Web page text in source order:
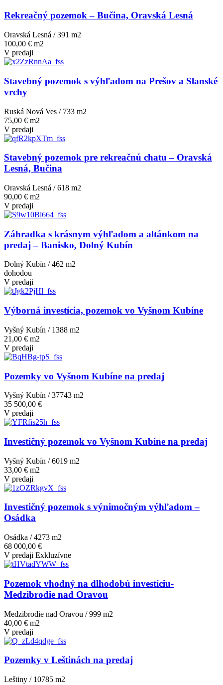
Rekreačný pozemok – Bučina, Oravská Lesná
Oravská Lesná / 391 m2
100,00 € m2
V predaji
Stavebný pozemok s výhľadom na Prešov a Slanské
vrchy
Ruská Nová Ves / 733 m2
75,00 € m2
V predaji
Stavebný pozemok pre rekreačnú chatu – Oravská
Lesná, Bučina
Oravská Lesná / 618 m2
90,00 € m2
V predaji
Záhradka s krásnym výhľadom a altánkom na
predaj – Banisko, Dolný Kubín
Dolný Kubín / 462 m2
dohodou
V predaji
Výborná investícia, pozemok vo Vyšnom Kubíne
Vyšný Kubín / 1388 m2
21,00 € m2
V predaji
Pozemky vo Vyšnom Kubíne na predaj
Vyšný Kubín / 37743 m2
35 500,00 €
V predaji
Investičný pozemok vo Vyšnom Kubíne na predaj
Vyšný Kubín / 6019 m2
33,00 € m2
V predaji
Investičný pozemok s výnimočným výhľadom –
Osádka
Osádka / 4273 m2
68 000,00 €
V predaji Exkluzívne
Pozemok vhodný na dlhodobú investíciu-
Medzibrodie nad Oravou
Medzibrodie nad Oravou / 999 m2
40,00 € m2
V predaji
Pozemky v Leštinách na predaj
Leštiny / 10785 m2